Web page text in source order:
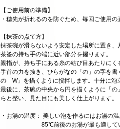
【ご使用前の準備】
・穂先が折れるのを防ぐため、毎回ご使用
【抹茶の点て方】
抹茶碗が滑らないよう安定した場所に置き、
茶筌の持ち手の端に近い部分を握ります。
親指が、持ち手にある糸の結び目あたりにく
手首の力を抜き、ひらがなの「の」の字を
の「W」を描くように撹拌します。十分に泡
最後に、茶碗の中央から円を描くように「
らと整い、見た目にも美しく仕上がります。
・お湯の温度： 美しい泡を作るにはお湯の温
85℃前後のお湯が最も適してい